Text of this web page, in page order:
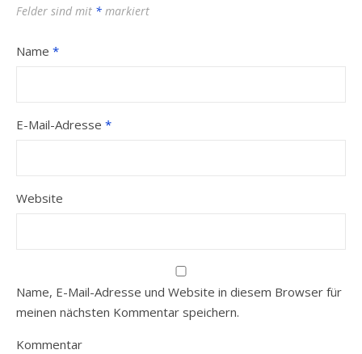
Felder sind mit * markiert
Name *
E-Mail-Adresse *
Website
Name, E-Mail-Adresse und Website in diesem Browser für
meinen nächsten Kommentar speichern.
Kommentar